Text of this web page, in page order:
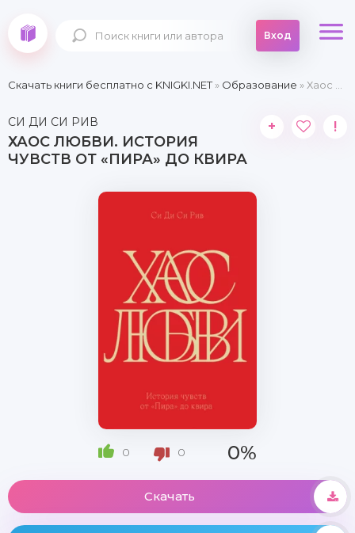
Вход
Скачать книги бесплатно c KNIGKI.NET» Образование » Хаос любви. История чувств от «Пира» до квира
СИ ДИ СИ РИВ
ХАОС ЛЮБВИ. ИСТОРИЯ
ЧУВСТВ ОТ «ПИРА» ДО КВИРА
+ !
0 0 0%
Скачать